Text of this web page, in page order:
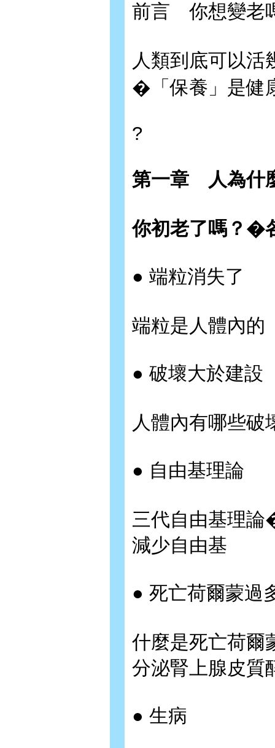
前言 你想變老
人類到底可以
�「保養」是健
?
第一章 人為什
你初老了嗎？�
● 端粒消失了
端粒是人體內
● 破壞大於建設
人體內有哪些
● 自由基理論
三代自由基理
減少自由基
● 死亡荷爾蒙過
什麼是死亡荷
分泌腎上腺皮質
● 生病